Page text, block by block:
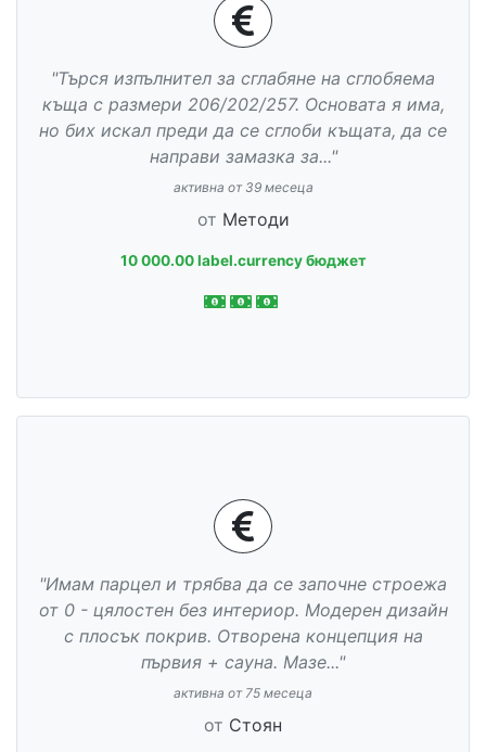
"Търся изпълнител за сглабяне на сглобяема
къща с размери 206/202/257. Основата я има,
но бих искал преди да се сглоби къщата, да се
направи замазка за..."
активна от 39 месеца
от Методи
10 000.00 label.currency бюджет
"Имам парцел и трябва да се започне строежа
от 0 - цялостен без интериор. Модерен дизайн
с плосък покрив. Отворена концепция на
първия + сауна. Мазе..."
активна от 75 месеца
от Стоян